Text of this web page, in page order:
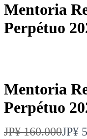
Mentoria
Perpétuo
Mentoria
Perpétuo
E
JP¥ 160.000A
JP¥